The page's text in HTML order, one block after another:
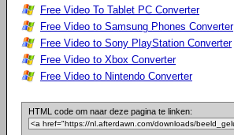
Free Video To Tablet PC Converter
Free Video to Samsung Phones Converter
Free Video to Sony PlayStation Converter
Free Video to Xbox Converter
Free Video to Nintendo Converter
HTML code om naar deze pagina te linken: